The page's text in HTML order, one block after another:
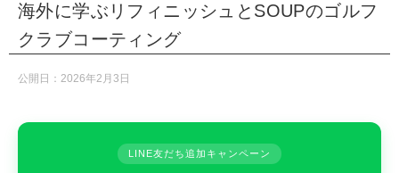
海外に学ぶリフィニッシュとSOUPのゴルフ
クラブコーティング
公開日： 2026年2月3日
LINE友だち追加キャンペーン